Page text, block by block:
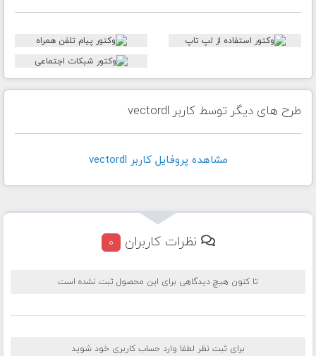
طرح های دیگر توسط کاربر vectordl
مشاهده پروفايل کاربر vectordl
نظرات کاربران 0
تا کنون هیچ دیدگاهی برای این محصول ثبت نشده است
برای ثبت نظر لطفا وارد حساب کاربری خود شوید